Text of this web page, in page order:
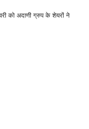
को अदाणी ग्रुप के शेयरों ने